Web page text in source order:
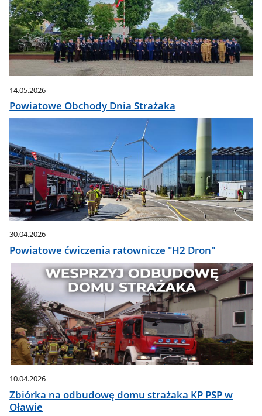
14.05.2026
Powiatowe Obchody Dnia Strażaka
30.04.2026
Powiatowe ćwiczenia ratownicze "H2 Dron"
10.04.2026
Zbiórka na odbudowę domu strażaka KP PSP w
Oławie